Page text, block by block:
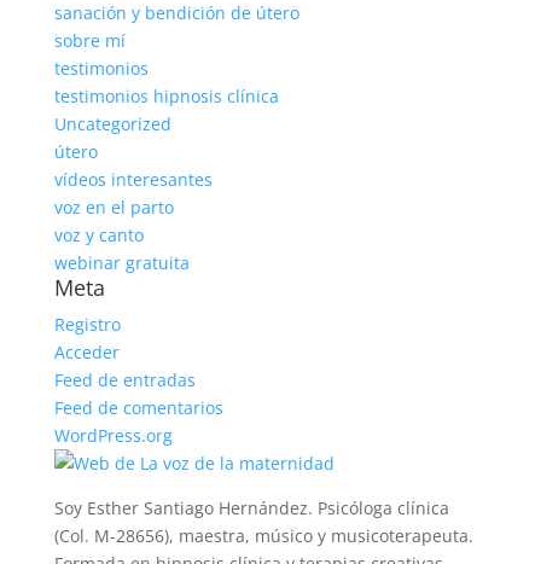
sanación y bendición de útero
sobre mí
testimonios
testimonios hipnosis clínica
Uncategorized
útero
vídeos interesantes
voz en el parto
voz y canto
webinar gratuita
Meta
Registro
Acceder
Feed de entradas
Feed de comentarios
WordPress.org
Soy Esther Santiago Hernández. Psicóloga clínica
(Col. M-28656), maestra, músico y musicoterapeuta.